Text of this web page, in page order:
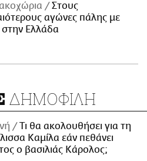
Στους
αγώνες πάλης με
στην Ελλάδα
ΔΗΜΟΦΙΛΗ
Τι θα ακολουθήσει για τη
Καμίλα εάν πεθάνει
ο βασιλιάς Κάρολος;